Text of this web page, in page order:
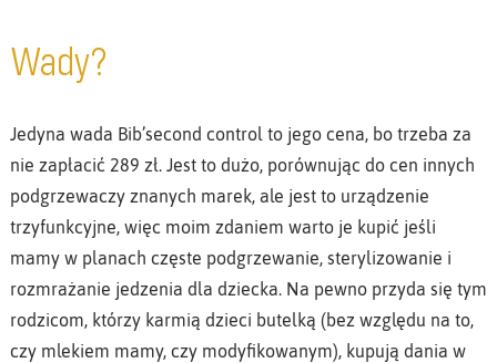
Wady?
Jedyna wada Bib’second control to jego cena, bo trzeba za
nie zapłacić 289 zł. Jest to dużo, porównując do cen innych
podgrzewaczy znanych marek, ale jest to urządzenie
trzyfunkcyjne, więc moim zdaniem warto je kupić jeśli
mamy w planach częste podgrzewanie, sterylizowanie i
rozmrażanie jedzenia dla dziecka. Na pewno przyda się tym
rodzicom, którzy karmią dzieci butelką (bez względu na to,
czy mlekiem mamy, czy modyfikowanym), kupują dania w